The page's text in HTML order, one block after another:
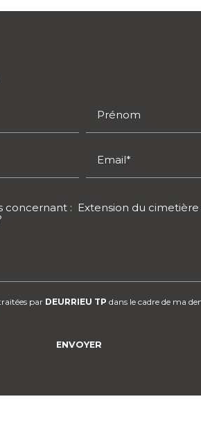
Prénom
Email*
par DEURRIEU TP dans le cadre de ma